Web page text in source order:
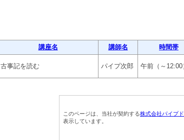
講座名 講師名 時間帯
古事記を読む パイプ次郎 午前（～12:00
このページは、当社が契約する株式会社パイプ
表示しています。